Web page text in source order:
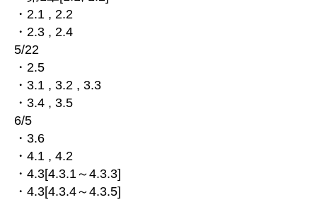
・2.1 , 2.2
・2.3 , 2.4
5/22
・2.5
・3.1 , 3.2 , 3.3
・3.4 , 3.5
6/5
・3.6
・4.1 , 4.2
・4.3[4.3.1～4.3.3]
・4.3[4.3.4～4.3.5]